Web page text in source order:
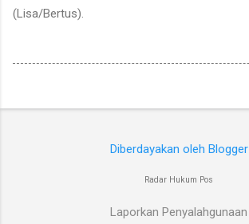
(Lisa/Bertus).
Diberdayakan oleh Blogger
Radar Hukum Pos
Laporkan Penyalahgunaan